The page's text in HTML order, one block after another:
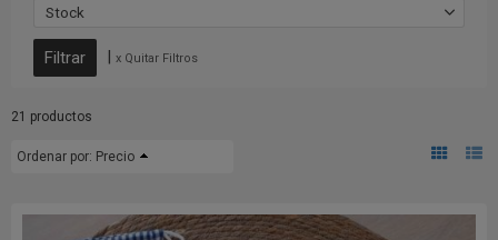
Stock
| x Quitar Filtros
21 productos
Ordenar por: Precio